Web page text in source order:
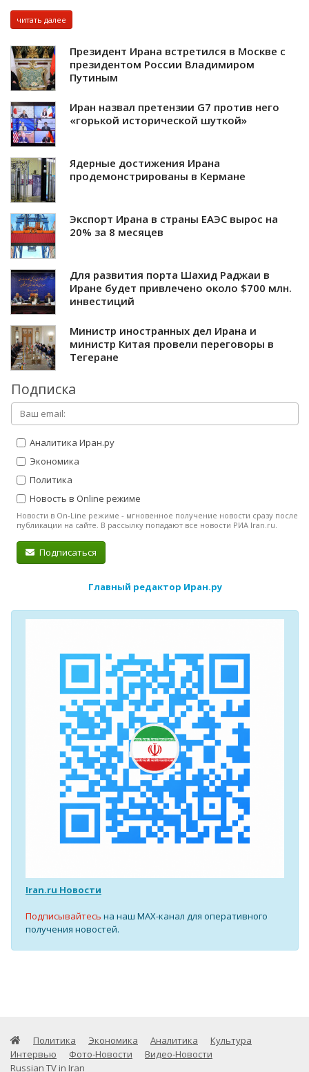
читать далее
Президент Ирана встретился в Москве с
президентом России Владимиром
Путиным
Иран назвал претензии G7 против него
«горькой исторической шуткой»
Ядерные достижения Ирана
продемонстрированы в Кермане
Экспорт Ирана в страны ЕАЭС вырос на
20% за 8 месяцев
Для развития порта Шахид Раджаи в
Иране будет привлечено около $700 млн.
инвестиций
Министр иностранных дел Ирана и
министр Китая провели переговоры в
Тегеране
Подписка
Аналитика Иран.ру
Экономика
Политика
Новость в Online режиме
Новости в On-Line режиме - мгновенное получение новости сразу после
публикации на сайте. В рассылку попадают все новости РИА Iran.ru.
Подписаться
Главный редактор Иран.ру
Iran.ru Новости
Подписывайтесь на наш MAX-канал для оперативного
получения новостей.
Политика Экономика Аналитика
Культура
Интервью
Фото-Новости
Видео-Новости
Russian TV in Iran